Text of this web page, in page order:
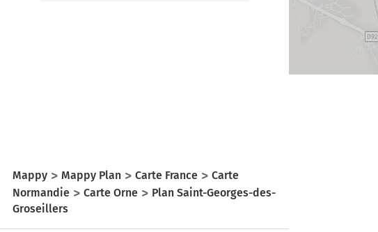
Mappy Mappy Plan Carte France
Carte
Normandie
Carte Orne
Plan Saint-Georges-des-
Groseillers